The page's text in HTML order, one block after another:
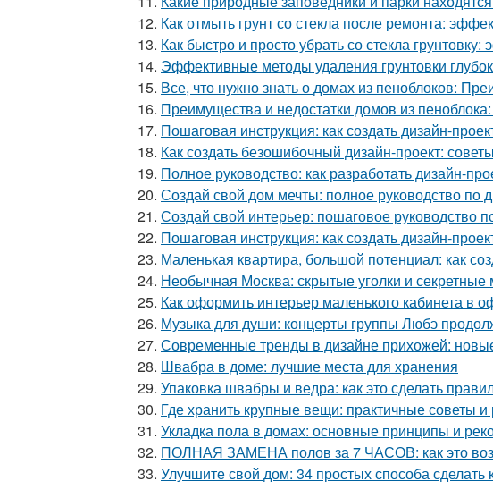
12. Как отмыть грунт со стекла после ремонта:
13. Как быстро и просто убрать со стекла
14. Эффективные методы удаления грунтовки
15. Все, что нужно знать о домах из пеноблоков:
16. Преимущества и недостатки домов из
17. Пошаговая инструкция: как создать дизайн-
18. Как создать безошибочный дизайн-проект:
19. Полное руководство: как разработать дизайн-
20. Создай свой дом мечты: полное руководство по
21. Создай свой интерьер: пошаговое руководство
22. Пошаговая инструкция: как создать дизайн-
23. Маленькая квартира, большой потенциал: как
24. Необычная Москва: скрытые уголки и секретные
25. Как оформить интерьер маленького кабинета в
26. Музыка для души: концерты группы Любэ
27. Современные тренды в дизайне прихожей:
28. Швабра в доме: лучшие места для хранения
29. Упаковка швабры и ведра: как это сделать
30. Где хранить крупные вещи: практичные советы
31. Укладка пола в домах: основные принципы и
32. ПОЛНАЯ ЗАМЕНА полов за 7 ЧАСОВ: как это
33. Улучшите свой дом: 34 простых способа сделать